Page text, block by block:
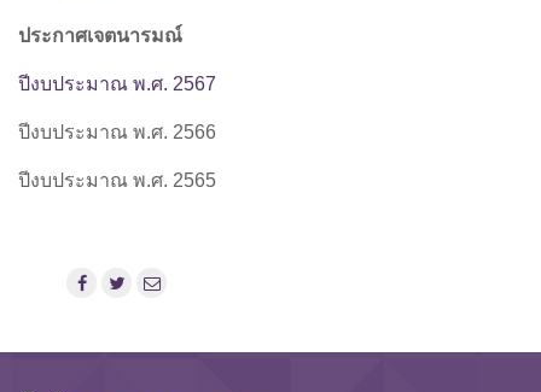
ประกาศเจตนารมณ์
ปีงบประมาณ พ.ศ. 2567
ปีงบประมาณ พ.ศ. 2566
ปีงบประมาณ พ.ศ. 2565